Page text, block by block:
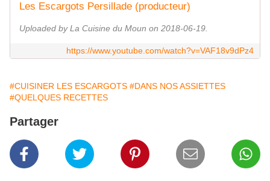
Les Escargots Persillade (producteur)
Uploaded by La Cuisine du Moun on 2018-06-19.
https://www.youtube.com/watch?v=VAF18v9dPz4
#CUISINER LES ESCARGOTS #DANS NOS ASSIETTES
#QUELQUES RECETTES
Partager